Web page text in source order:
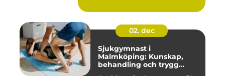
02. dec
Sjukgymnast i
Malmköping: Kunskap,
behandling och trygg